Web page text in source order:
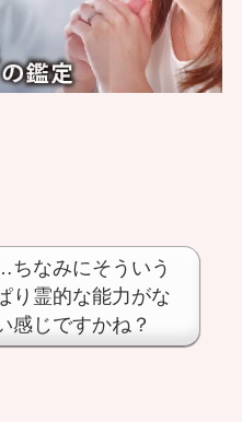
なみにそういう
り霊的な能力がな
感じですかね？